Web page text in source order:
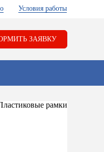
Условия работы
ЗАЯВКУ